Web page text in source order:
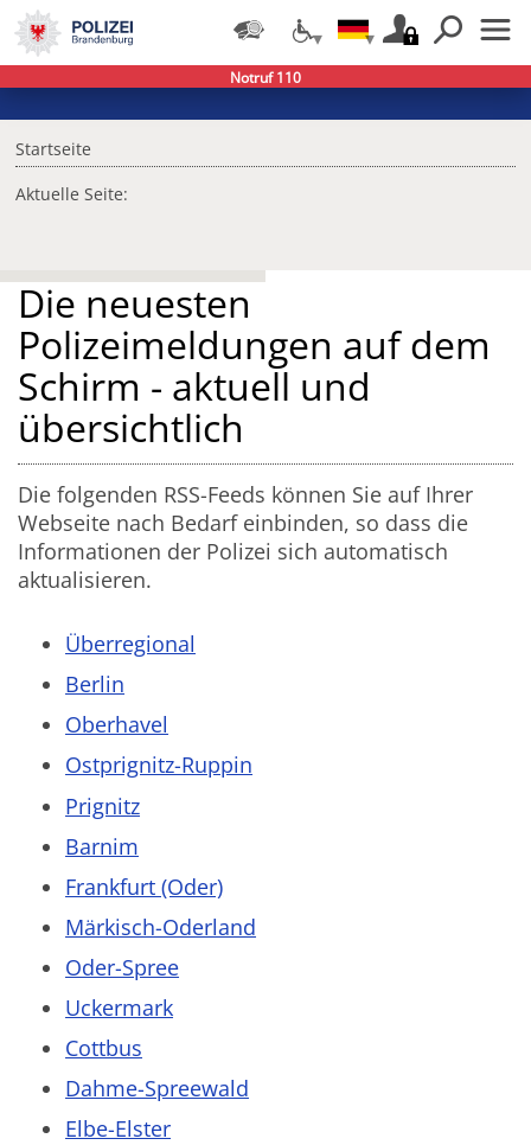
Startseite
Aktuelle Seite:
Die neuesten
Polizeimeldungen auf dem
Schirm - aktuell und
übersichtlich
Die folgenden RSS-Feeds können Sie auf Ihrer
Webseite nach Bedarf einbinden, so dass die
Informationen der Polizei sich automatisch
aktualisieren.
Überregional
Berlin
Oberhavel
Ostprignitz-Ruppin
Prignitz
Barnim
Frankfurt (Oder)
Märkisch-Oderland
Oder-Spree
Uckermark
Cottbus
Dahme-Spreewald
Elbe-Elster
Notruf 110